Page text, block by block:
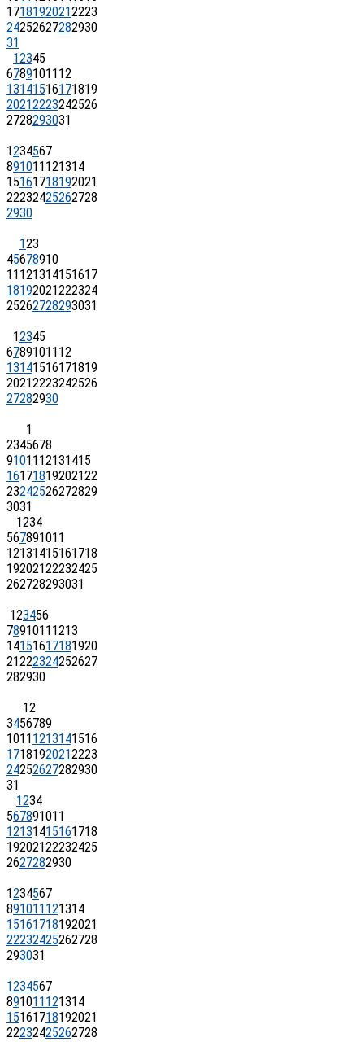
17181920212223
24252627282930
31
12345
67891011 12
13141516171819
20212223242526
2728293031
1234567
891011 121314
15161718192021
22232425262728
2930
123
45678910
11 121314151617
18192021222324
25262728293031
12345
67891011 12
13141516171819
20212223242526
27282930
1
2345678
91011 12131415
16171819202122
23242526272829
3031
1234
567891011
12131415161718
19202122232425
262728293031
123456
7891011 1213
14151617181920
21222324252627
282930
12
3456789
1011 1213141516
17181920212223
24252627282930
31
1234
567891011
12131415161718
19202122232425
2627282930
1234567
891011 121314
15161718192021
22232425262728
293031
1234567
891011 121314
15161718192021
22232425262728